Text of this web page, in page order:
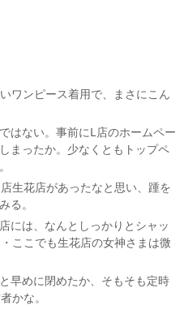
ワンピース着用で、まさにこん
はない。事前にL店のホームペー
まったか。少なくともトップペ
生花店があったなと思い、踵を
る。
には、なんとしっかりとシャッ
ここでも生花店の女神さまは微
早めに閉めたか、そもそも定時
かな。